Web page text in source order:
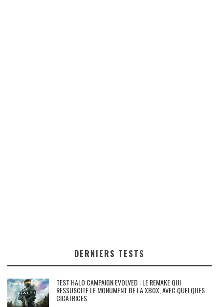
DERNIERS TESTS
TEST HALO CAMPAIGN EVOLVED : LE REMAKE QUI
RESSUSCITE LE MONUMENT DE LA XBOX, AVEC QUELQUES
CICATRICES